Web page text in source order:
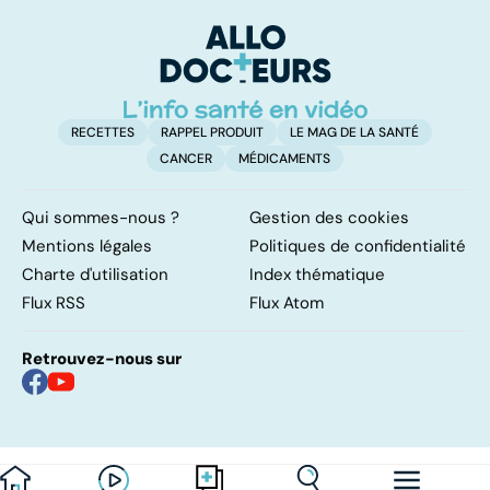
RECETTES RAPPEL PRODUIT
LE MAG DE LA SANTÉ
CANCER
MÉDICAMENTS
Qui sommes-nous ?
Gestion des cookies
Mentions légales
Politiques de confidentialité
Charte d'utilisation
Index thématique
Flux RSS
Flux Atom
Retrouvez-nous sur